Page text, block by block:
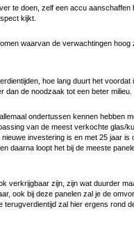
te doen, zelf een accu
kijkt.
waarvan de verwachtingen
hoe lang duurt het
dan de noodzaak tot een beter milieu.
ondertussen kennen hebben
van de meest verkochte glas/
investering is en met 25 jaar
daarna loopt het bij de meeste
verkrijgbaar zijn, zijn wat duurder
ook bij deze panelen zal je de
terugverdientijd zal hier ergens rond